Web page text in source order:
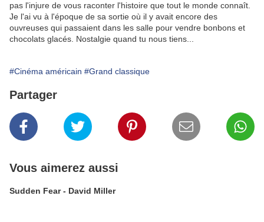
pas l'injure de vous raconter l'histoire que tout le monde connaît.
Je l'ai vu à l'époque de sa sortie où il y avait encore des
ouvreuses qui passaient dans les salle pour vendre bonbons et
chocolats glacés. Nostalgie quand tu nous tiens...
#Cinéma américain #Grand classique
Partager
Vous aimerez aussi
Sudden Fear - David Miller